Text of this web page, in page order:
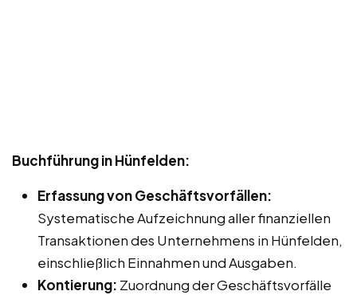
Buchführung in Hünfelden:
Erfassung von Geschäftsvorfällen:
Systematische Aufzeichnung aller finanziellen
Transaktionen des Unternehmens in Hünfelden,
einschließlich Einnahmen und Ausgaben.
Kontierung: Zuordnung der Geschäftsvorfälle